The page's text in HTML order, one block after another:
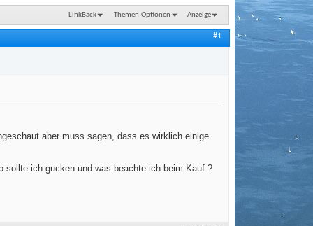
LinkBack Themen-Optionen Anzeige
#1
aber muss sagen, dass es wirklich einige
sollte ich gucken und was beachte ich beim Kauf ?